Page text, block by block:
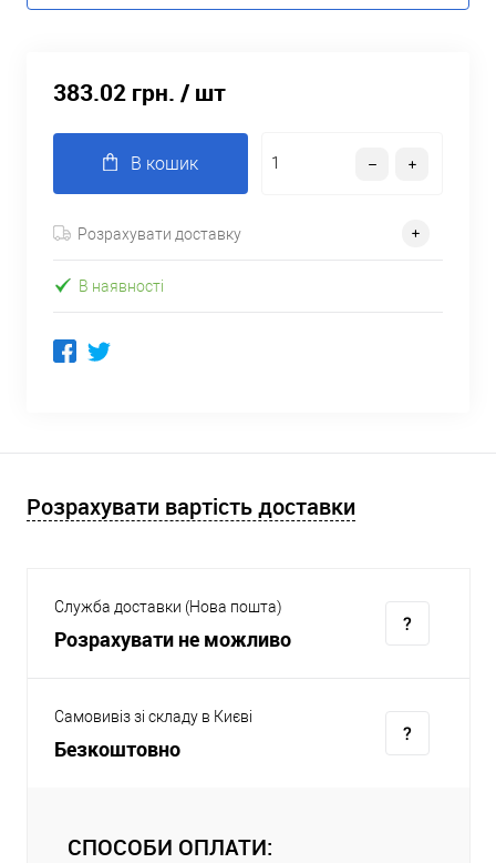
383.02 грн. / шт
В кошик
Розрахувати доставку
В наявності
Розрахувати вартість доставки
Служба доставки (Нова пошта)
Розрахувати не можливо
Самовивіз зі складу в Києві
Безкоштовно
СПОСОБИ ОПЛАТИ: